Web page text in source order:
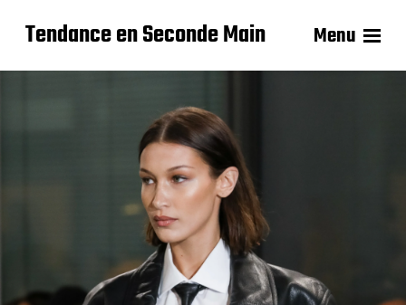
Tendance en Seconde Main Menu